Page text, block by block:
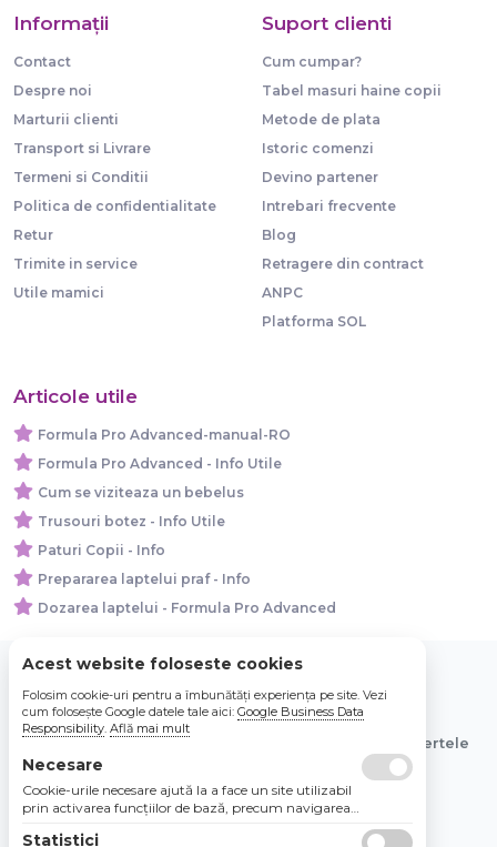
Informaţii
Contact
Despre noi
Marturii clienti
Transport si Livrare
Termeni si Conditii
Politica de confidentialitate
Retur
Trimite in service
Utile mamici
Suport clienti
Cum cumpar?
Tabel masuri haine copii
Metode de plata
Istoric comenzi
Devino partener
Intrebari frecvente
Blog
Retragere din contract
ANPC
Platforma SOL
Articole utile
Formula Pro Advanced-manual-RO
Formula Pro Advanced - Info Utile
Cum se viziteaza un bebelus
Trusouri botez - Info Utile
Paturi Copii - Info
Prepararea laptelui praf - Info
Dozarea laptelui - Formula Pro Advanced
© 2026 Bebe Nou Online Store SRL
Toate preturile sunt exprimate in lei si includ tva. Ofertele
sunt valabile in limita stocului disponibil.
Acest website foloseste cookies
Folosim cookie-uri pentru a îmbunătăți experiența pe site. Vezi
cum folosește Google datele tale aici: Google Business Data
Responsibility. Află mai mult
Necesare
Cookie-urile necesare ajută la a face un site utilizabil
prin activarea funcţiilor de bază, precum navigarea
Site-ul nu poate funcţiona corespunzător fără aceste
Statistici